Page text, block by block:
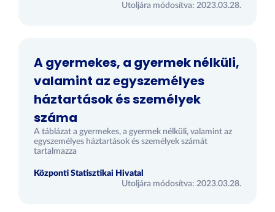
Utoljára módosítva: 2023.03.28.
A gyermekes, a gyermek nélküli,
valamint az egyszemélyes
háztartások és személyek
száma
A táblázat a gyermekes, a gyermek nélküli, valamint az
egyszemélyes háztartások és személyek számát
tartalmazza
Központi Statisztikai Hivatal
Utoljára módosítva: 2023.03.28.